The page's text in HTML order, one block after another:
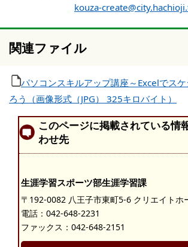
kouza-
関連ファイル
パソコンスキルアップ講座～Excelでス
ろう（画像形式（JPG） 325キロバイト）
このページに掲載されている情
わせ先
生涯学習スポーツ部生涯学習課
〒192-0082 八王子市東町5-6 クリエイトホ
電話： 042-648-2231
ファックス：042-648-2151